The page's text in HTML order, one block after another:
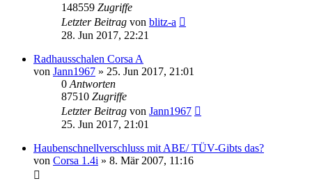
148559 Zugriffe
Letzter Beitrag von blitz-a
28. Jun 2017, 22:21
Radhausschalen Corsa A
von Jann1967 » 25. Jun 2017, 21:01
0 Antworten
87510 Zugriffe
Letzter Beitrag von Jann1967
25. Jun 2017, 21:01
Haubenschnellverschluss mit ABE/ TÜV-Gibts das?
von Corsa 1.4i » 8. Mär 2007, 11:16